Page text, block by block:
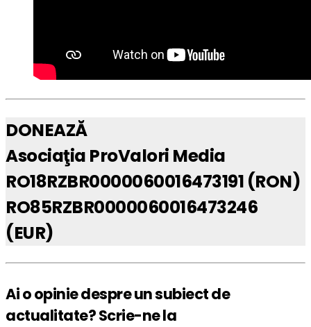
DONEAZĂ
Asociaţia ProValori Media
RO18RZBR0000060016473191 (RON)
RO85RZBR0000060016473246
(EUR)
Ai o opinie despre un subiect de
actualitate? Scrie-ne la